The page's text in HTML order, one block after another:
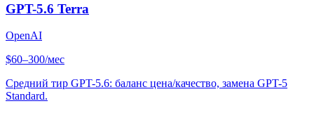
GPT-5.6 Terra
OpenAI
$60–300/мес
Средний тир GPT-5.6: баланс цена/качество, замена GPT-5
Standard.